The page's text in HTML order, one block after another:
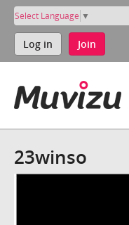
Select Language ▼
Log in Join
23winso